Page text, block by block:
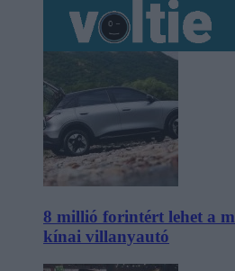
8 millió forintért lehet a
kínai villanyautó